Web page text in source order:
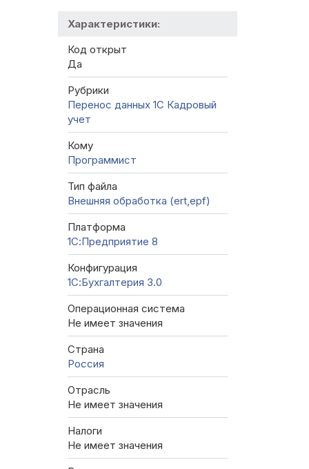
Характеристики:
Код открыт
Да
Рубрики
Перенос данных 1C Кадровый
учет
Кому
Программист
Тип файла
Внешняя обработка (ert,epf)
Платформа
1С:Предприятие 8
Конфигурация
1С:Бухгалтерия 3.0
Операционная система
Не имеет значения
Страна
Россия
Отрасль
Не имеет значения
Налоги
Не имеет значения